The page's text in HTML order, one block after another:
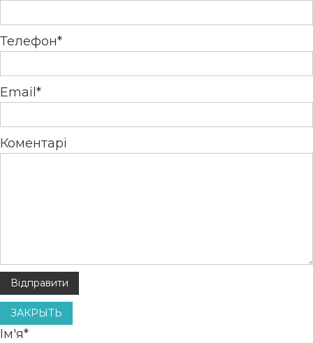
Телефон*
Email*
Коментарі
ЗАКРЫТЬ
Ім'я*